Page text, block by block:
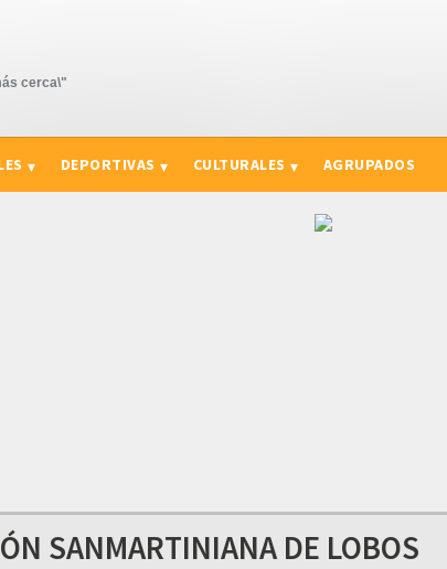
cerca\"
DEPORTIVAS CULTURALES AGRUPADOS
SANMARTINIANA DE LOBOS